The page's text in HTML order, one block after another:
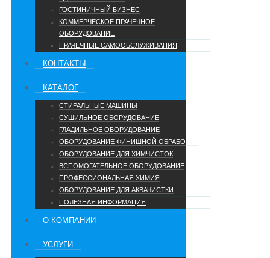
ГОСТИНИЧНЫЙ БИЗНЕС
КОММЕРЧЕСКОЕ ПРАЧЕЧНОЕ
ОБОРУДОВАНИЕ
ПРАЧЕЧНЫЕ САМООБСЛУЖИВАНИЯ
КОНТАКТЫ
КАТАЛОГ
СТИРАЛЬНЫЕ МАШИНЫ
СУШИЛЬНОЕ ОБОРУДОВАНИЕ
ГЛАДИЛЬНОЕ ОБОРУДОВАНИЕ
ОБОРУДОВАНИЕ ФИНИШНОЙ ОБРАБОТКИ
ОБОРУДОВАНИЕ ДЛЯ ХИМЧИСТОК
ВСПОМОГАТЕЛЬНОЕ ОБОРУДОВАНИЕ
ПРОФЕССИОНАЛЬНАЯ ХИМИЯ
ОБОРУДОВАНИЕ ДЛЯ АКВАЧИСТКИ
ПОЛЕЗНАЯ ИНФОРМАЦИЯ
О КОМПАНИИ
УCЛУГИ